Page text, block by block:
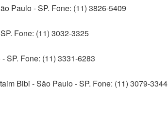
Paulo - SP. Fone: (11) 3826-5409
Fone: (11) 3032-3325
SP. Fone: (11) 3331-6283
Bibi - São Paulo - SP. Fone: (11) 3079-3344